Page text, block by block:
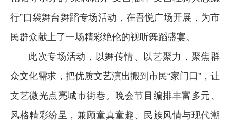
行”口袋舞台舞蹈专场活动，在吾悦广场开展，为市
民群众献上了一场精彩绝伦的视听舞蹈盛宴。
此次专场活动，以舞传情、以艺聚力，聚焦群
众文化需求，把优质文艺演出搬到市民“家门口”，让
文艺微光点亮城市街巷。晚会节目编排丰富多元、
风格精彩纷呈，兼顾童真童趣、民族风情与现代潮